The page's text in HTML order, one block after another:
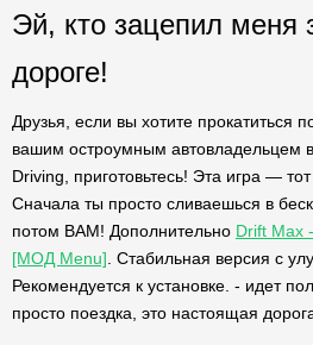
Эй, кто зацепил меня
дороге!
Друзья, если вы хотите прокатиться
вашим остроумным автовладельцем
Driving, приготовьтесь! Эта игра —
Сначала ты просто сливаешься в
потом BAM! Дополнительно Drift Max
[МОД Menu] . Стабильная версия с
Рекомендуется к установке. - идет
просто поездка, это настоящая